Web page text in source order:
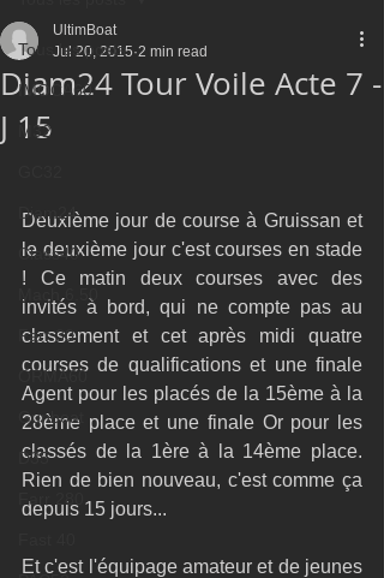
Tous les posts
IMOCA60
M32
Diam24
Class40
Mach 6.50
Farr 30
ORMA60
Gunboat
D35
Farr 280
Diam24 Tour Voile Acte 7 -
J 15
UltimBoat
Jul 20, 2015 2 min read
Deuxième jour de course à Gruissan et
le deuxième jour c'est courses en stade
! Ce matin deux courses avec des
invités à bord, qui ne compte pas au
classement et cet après midi quatre
courses de qualifications et une finale
Agent pour les placés de la 15ème à la
28ème place et une finale Or pour les
classés de la 1ère à la 14ème place.
Rien de bien nouveau, c'est comme ça
depuis 15 jours...
Et c'est l'équipage amateur et de jeunes